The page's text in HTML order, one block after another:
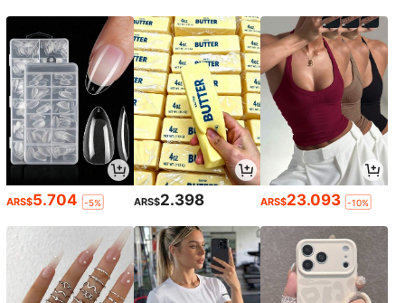
ARS$5.704 -5% ARS$2.398 ARS$23.093 -10%